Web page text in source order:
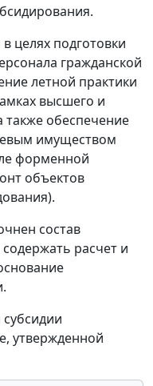
целях подготовки
гражданской
летной практики
высшего и
также обеспечение
имуществом
форменной
объектов
состав
расчет и
утвержденной